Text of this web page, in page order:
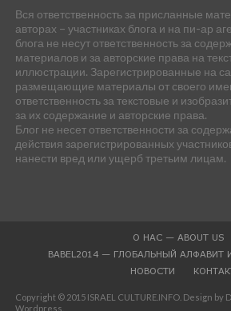
Вся ответственность за присланные
авторах – участниках блога и на пи-ар
блога не несут ответственность за
материалов и за авторские права на
иллюстрации. Зарегистрированные на
размещающие материалы от своего
ответственность за текстовые и
за их содержание и авторские права.
Блог не несет ответственности за
действия зарегистрированных
нанести вред или ущерб третьим лицам.
О НАС — ABOUT US
BABEL2014 — ГЛОБАЛЬНЫЙ АЛФАВИТ
НОВОСТИ
Copyright © 2015 ISRAEL CULTURE.INFO. Design by
Wordpress.